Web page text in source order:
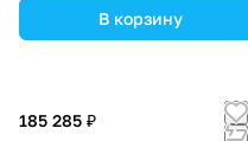
объем 90 см3, номинальное
давление 400 бар
В корзину
185 285 ₽